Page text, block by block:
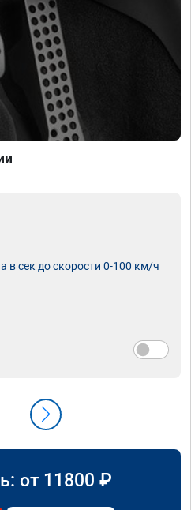
в сек до скорости 0-100 км/ч
от 11800 ₽